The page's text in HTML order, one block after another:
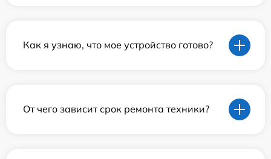
Как я узнаю, что мое устройство готово?
От чего зависит срок ремонта техники?